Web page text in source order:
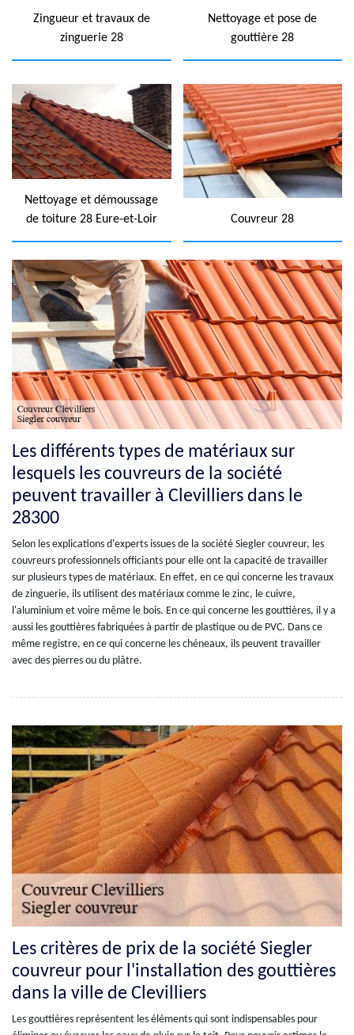
Zingueur et travaux de
zinguerie 28
Nettoyage et pose de
gouttière 28
Nettoyage et démoussage
de toiture 28 Eure-et-Loir
Couvreur 28
Les différents types de matériaux sur
lesquels les couvreurs de la société
peuvent travailler à Clevilliers dans le
28300
Selon les explications d'experts issues de la société Siegler couvreur, les
couvreurs professionnels officiants pour elle ont la capacité de travailler
sur plusieurs types de matériaux. En effet, en ce qui concerne les travaux
de zinguerie, ils utilisent des matériaux comme le zinc, le cuivre,
l'aluminium et voire même le bois. En ce qui concerne les gouttières, il y a
aussi les gouttières fabriquées à partir de plastique ou de PVC. Dans ce
même registre, en ce qui concerne les chéneaux, ils peuvent travailler
avec des pierres ou du plâtre.
Les critères de prix de la société Siegler
couvreur pour l'installation des gouttières
dans la ville de Clevilliers
Les gouttières représentent les éléments qui sont indispensables pour